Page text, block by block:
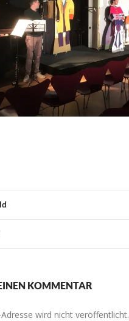
KOMMENTAR
wird nicht veröffentlicht.